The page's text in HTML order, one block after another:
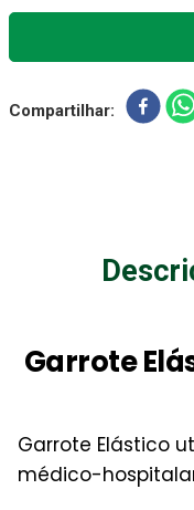
Compartilhar
Garrote
Garrote Elástico
médico-